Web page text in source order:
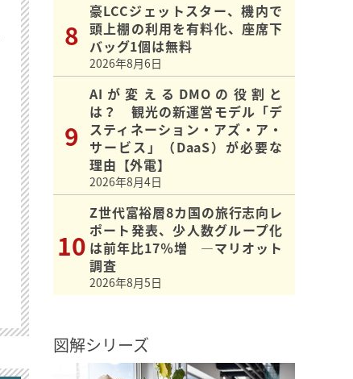
豪LCCジェットスター、機内で
頭上棚の利用を有料化、座席下
バッグ1個は無料
2026年8月6日
AIが変えるDMOの役割と
は？ 観光の新運営モデル「デ
スティネーション・アズ・ア・
サービス」（DaaS）が必要な
理由【外電】
2026年8月4日
Z世代富裕層8カ国の旅行志向レ
ポート発表、少人数グループ化
は前年比17％増 ―マリオット
調査
2026年8月5日
図解シリーズ